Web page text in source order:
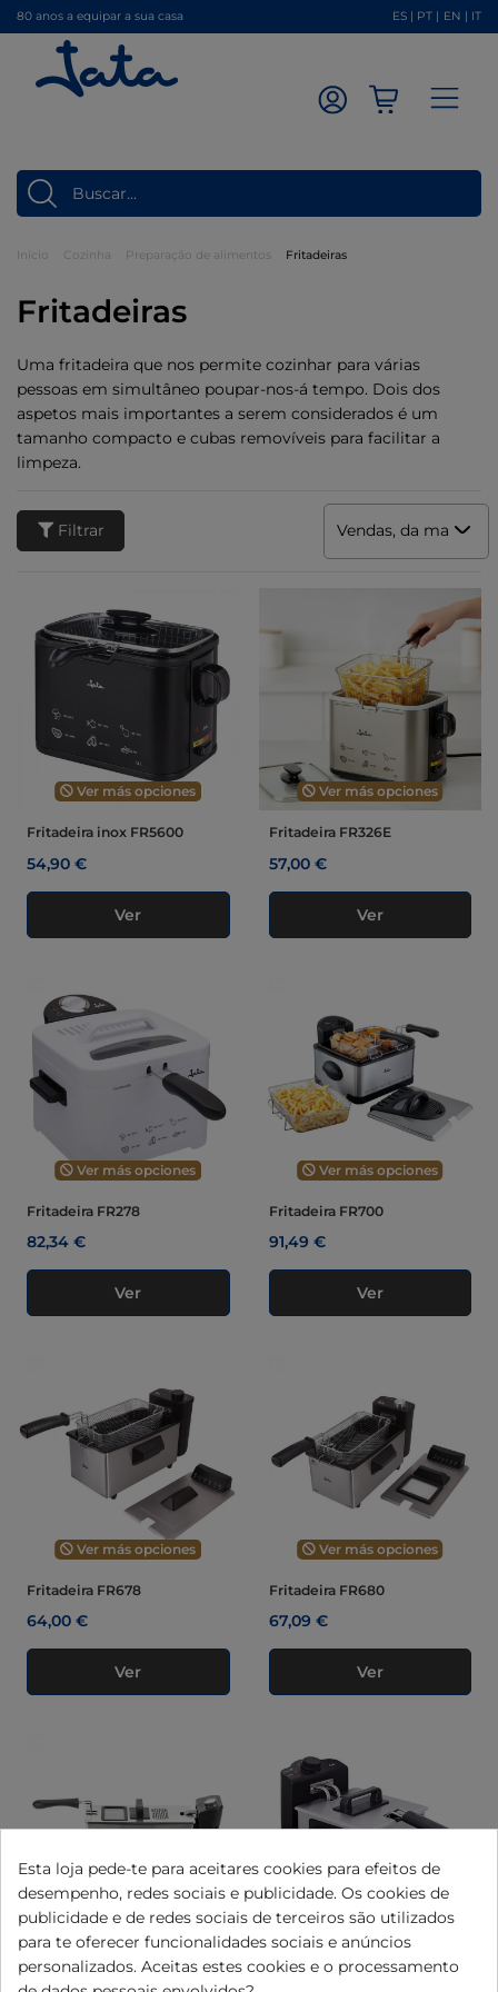
80 anos a equipar a sua casa ES PT EN IT
Início Cozinha Preparação de alimentos Fritadeiras
Fritadeiras
Uma fritadeira que nos permite cozinhar para várias
pessoas em simultâneo poupar-nos-á tempo. Dois dos
aspetos mais importantes a serem considerados é um
tamanho compacto e cubas removíveis para facilitar a
limpeza.
Filtrar Vendas, da mais
Ver más opciones
Fritadeira inox FR5600
54,90 €
Ver
Ver más opciones
Fritadeira FR326E
57,00 €
Ver
Ver más opciones
Fritadeira FR278
82,34 €
Ver
Ver más opciones
Fritadeira FR700
91,49 €
Ver
Ver más opciones
Fritadeira FR678
64,00 €
Ver
Ver más opciones
Fritadeira FR680
67,09 €
Ver
Ver más opciones
"Filtra Plus" JEFR1680
Ver más opciones
Fritadeira de aço inoxidável
Esta loja pede-te para aceitares cookies para efeitos de
desempenho, redes sociais e publicidade. Os cookies de
publicidade e de redes sociais de terceiros são utilizados
para te oferecer funcionalidades sociais e anúncios
personalizados. Aceitas estes cookies e o processamento